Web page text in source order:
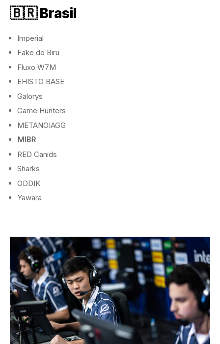
🇧🇷 Brasil
Imperial
Fake do Biru
Fluxo W7M
EHISTO BASE
Galorys
Game Hunters
METANOIAGG
MIBR
RED Canids
Sharks
ODDIK
Yawara